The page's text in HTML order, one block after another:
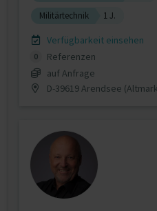
Militärtechnik
1 J.
Verfügbarkeit einsehen
0
Referenzen
auf Anfrage
D-39619 Arendsee